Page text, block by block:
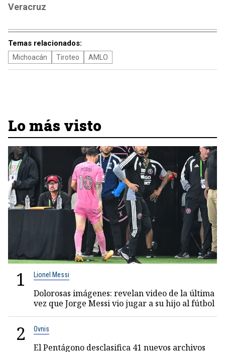
Veracruz
Temas relacionados:
Michoacán Tiroteo AMLO
Lo más visto
1 Lionel Messi
Dolorosas imágenes: revelan video de la última
vez que Jorge Messi vio jugar a su hijo al fútbol
2 Ovnis
El Pentágono desclasifica 41 nuevos archivos